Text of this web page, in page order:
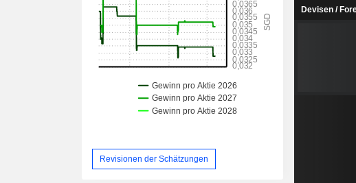
Revisionen der Schätzungen
Devisen /